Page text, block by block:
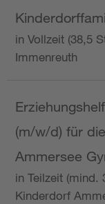
in Vollzeit (38,5
Immenreuth
(m/w/d) für
Ammersee
in Teilzeit
Kinderdorf